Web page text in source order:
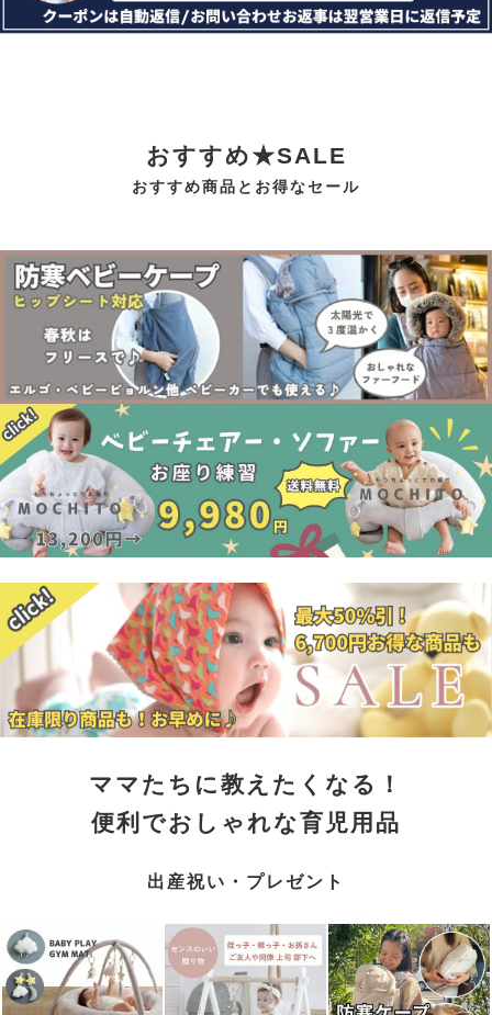
おすすめ★SALE
おすすめ商品とお得なセール
ママたちに教えたくなる！
便利でおしゃれな育児用品
出産祝い・プレゼント